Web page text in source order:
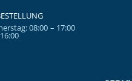
08:00 – 17:00